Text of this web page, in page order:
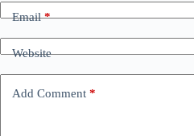
Email*
Website
Add Comment *